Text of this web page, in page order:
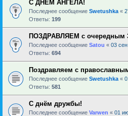
С ДНЕМ АНГЕЛА!
Последнее сообщение Swetushka «
Ответы: 199
ПОЗДРАВЛЯЕМ с очередным
Последнее сообщение Satou « 03
Ответы: 694
Поздравляем с
Последнее сообщение Swetushka «
Ответы: 581
С днём дружбы!
Последнее сообщение Varwen « 01